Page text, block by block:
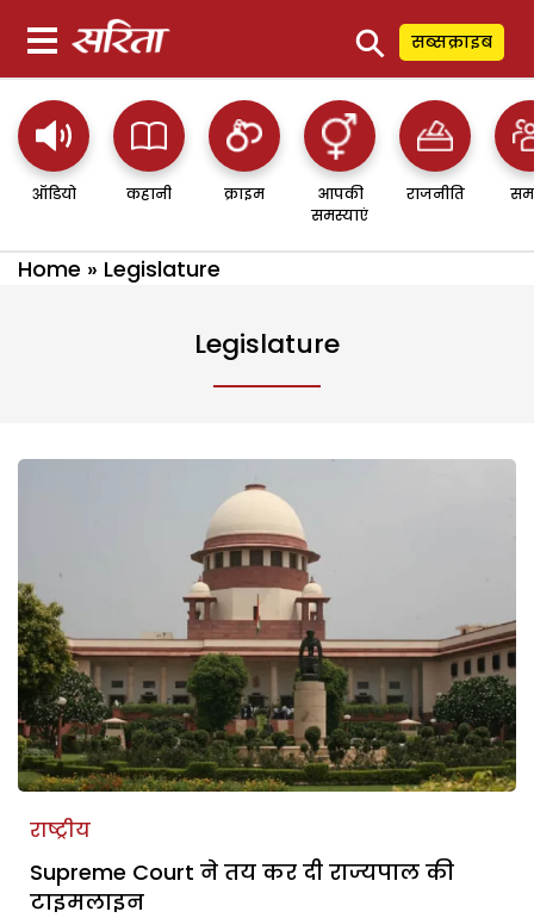
⚲ सब्सक्राइब
ऑडियो कहानी क्राइम
आपकी
समस्याएं
राजनीति
Home » Legislature
Legislature
राष्ट्रीय
Supreme Court ने तय कर दी राज्यपाल की
टाइमलाइन